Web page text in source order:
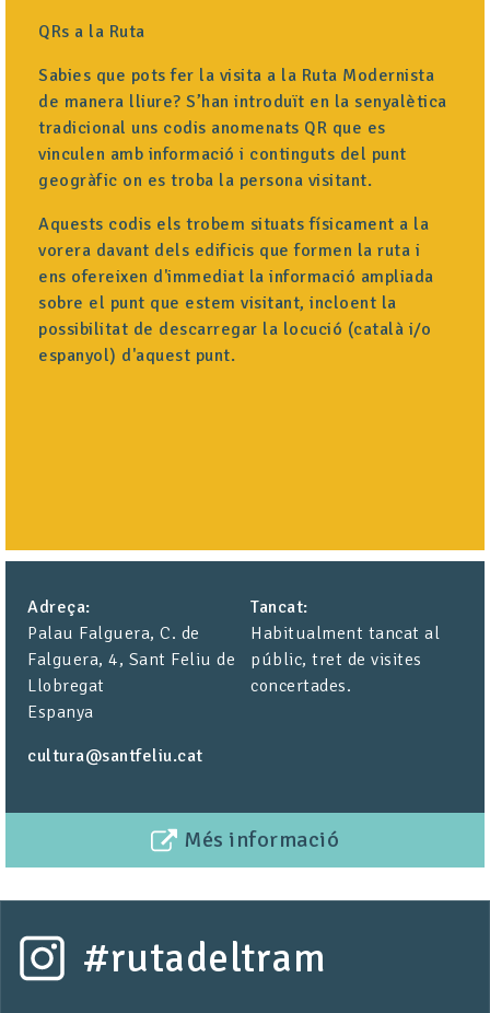
QRs a la Ruta
Sabies que pots fer la visita a la Ruta Modernista
de manera lliure? S’han introduït en la senyalètica
tradicional uns codis anomenats QR que es
vinculen amb informació i continguts del punt
geogràfic on es troba la persona visitant.
Aquests codis els trobem situats físicament a la
vorera davant dels edificis que formen la ruta i
ens ofereixen d'immediat la informació ampliada
sobre el punt que estem visitant, incloent la
possibilitat de descarregar la locució (català i/o
espanyol) d'aquest punt.
Adreça
Palau Falguera, C. de
Falguera, 4, Sant Feliu de
Llobregat
Espanya
cultura@santfeliu.cat
Tancat
Habitualment tancat al
públic, tret de visites
concertades.
Més informació
#rutadeltram